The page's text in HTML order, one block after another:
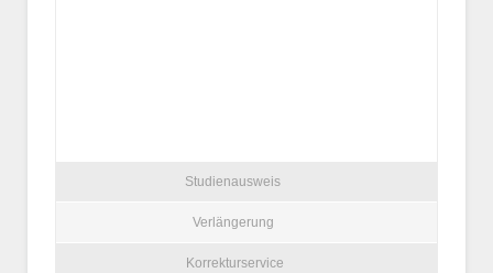
Studienausweis
Verlängerung
Korrekturservice